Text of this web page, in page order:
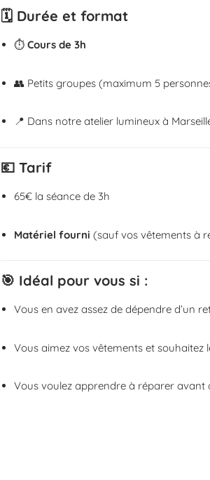
🗓 Durée et format
⏱Cours de 3h
👥 Petits groupes (maximum 5
📍 Dans notre atelier lumineux à
💶 Tarif
65€ la séance de 3h
Matériel fourni (sauf vos vêtements à
🎯 Idéal pour vous si :
Vous en avez assez de dépendre d’un
Vous aimez vos vêtements et souhaitez
Vous voulez apprendre à réparer avant